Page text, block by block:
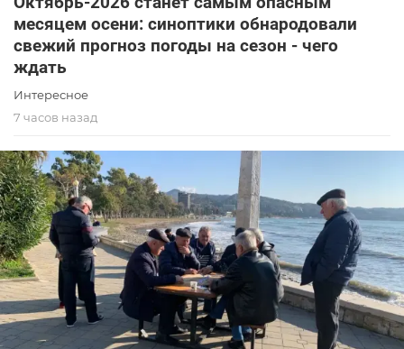
месяцем осени: синоптики обнародовали
свежий прогноз погоды на сезон - чего
ждать
Интересное
7 часов назад